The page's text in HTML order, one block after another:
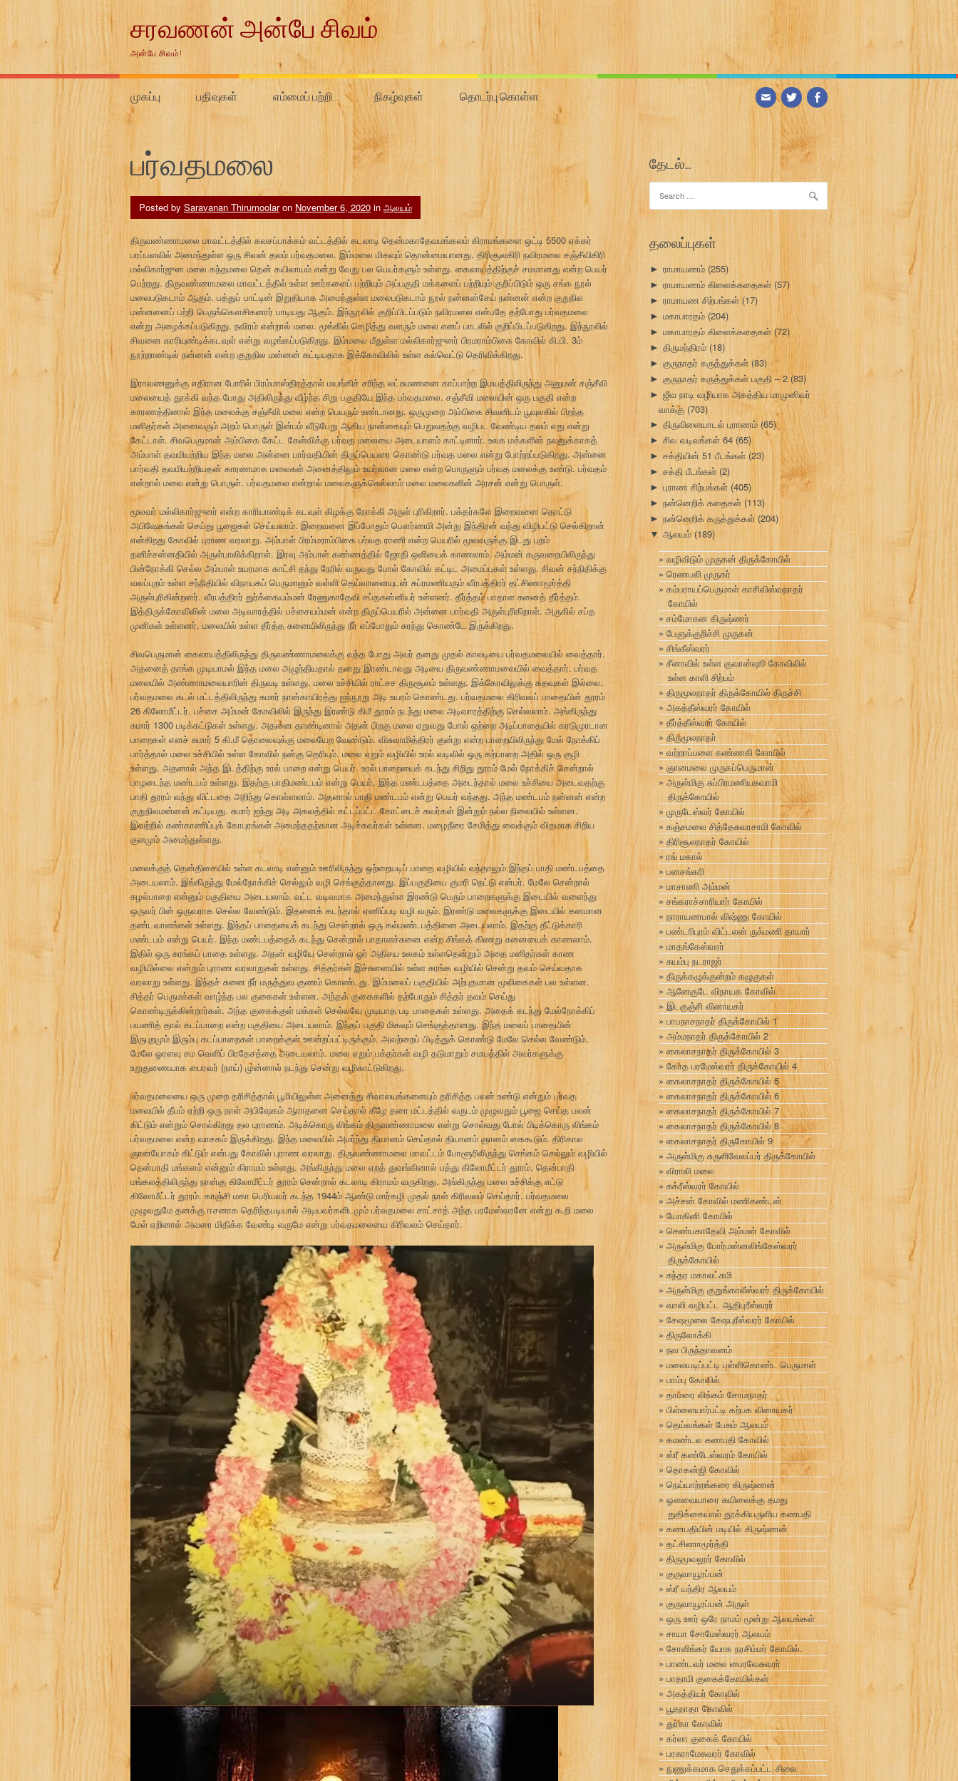
சரவணன் அன்பே சிவம்
அன்பே சிவம்!
முகப்பு பதிவுகள் எம்மைப் பற்றி… நிகழ்வுகள் தொடர்பு கொள்ள…
பர்வதமலை
Posted by Saravanan Thirumoolaron November 6, 2020 in ஆலயம்
திருவண்ணாமலை மாவட்டத்தில் கலசப்பாக்கம் வட்டத்தில் கடலாடி தென்மகாதேவமங்கலம் கிராமங்களை ஒட்டி 5500 ஏக்கர்
பரப்பளவில் அமைந்துள்ள ஒரு சிவன் தலம் பர்வதமலை. இம்மலை மிகவும் தொன்மையானது. திரிசூலகிரி நவிரமலை சஞ்சீவிகிரி
மல்லிகார்ஜுன மலை கந்தமலை தென் கயிலாயம் என்று வேறு பல பெயர்களும் உள்ளது. கைலாயத்திற்குச் சமமானது என்ற பெயர்
பெற்றது. திருவண்ணாமலை மாவட்டத்தில் உள்ள ஊர்களைப் பற்றியும் அப்பகுதி மக்களைப் பற்றியும் குறிப்பிடும் ஒரு சங்க நூல்
மலைபடுகடாம் ஆகும். பத்துப் பாட்டின் இறுதியாக அமைந்துள்ள மலைபடுகடாம் நூல் நன்னன்சேய் நன்னன் என்ற குறுநில
மன்னனைப் பற்றி பெருங்கௌசிகனார் பாடியது ஆகும். இந்நூலில் குறிப்பிடப்படும் நவிரமலை என்பதே தற்போது பர்வதமலை
என்று அழைக்கப்படுகிறது. நவிரம் என்றால் மலை. மூங்கில் செழித்து வளரும் மலை எனப் பாடலில் குறிப்பிடப்படுகிறது. இந்நூலில்
சிவனை காரியுண்டிக்கடவுள் என்று வழங்கப்படுகிறது. இம்மலை மீதுள்ள மல்லிகார்ஜுனர் பிரமராம்பிகை கோவில் கி.பி. 3ம்
நூற்றாண்டில் நன்னன் என்ற குறுநில மன்னன் கட்டியதாக இக்கோவிலில் உள்ள கல்வெட்டு தெரிவிக்கிறது.
இராவணனுக்கு எதிரான போரில் பிரம்மாஸ்திரத்தால் மயங்கிச் சரிந்த லட்சுமணனை காப்பாற்ற இமயத்திலிருந்து அனுமன் சஞ்சீவி
மலையைத் தூக்கி வந்த போது அதிலிருந்து வீழ்ந்த சிறு பகுதியே இந்த பர்வதமலை. சஞ்சீவி மலையின் ஒரு பகுதி என்ற
காரணத்தினால் இந்த மலைக்கு சஞ்சீவி மலை என்ற பெயரும் உண்டானது. ஒருமுறை அம்பிகை சிவனிடம் பூவுலகில் பிறந்த
மனிதர்கள் அனைவரும் அறம் பொருள் இன்பம் வீடுபேறு ஆகிய நான்கையும் பெறுவதற்கு வழிபட வேண்டிய தலம் எது என்று
கேட்டாள். சிவபெருமான் அம்பிகை கேட்ட கேள்விக்கு பர்வத மலையை அடையாளம் காட்டினார். உலக மக்களின் நலனுக்காகத்
அம்பாள் தவமியற்றிய இந்த மலை அன்னை பார்வதியின் திருப்பெயரை கொண்டு பர்வத மலை என்று போற்றப்படுகிறது. அன்னை
பார்வதி தவமியற்றியதன் காரணமாக மலைகள் அனைத்திலும் உயர்வான மலை என்ற பொருளும் பர்வத மலைக்கு உண்டு. பர்வதம்
என்றால் மலை என்று பொருள். பர்வதமலை என்றால் மலைகளுக்கெல்லாம் மலை மலைகளின் அரசன் என்று பொருள்.
மூலவர் மல்லிகார்ஜுனர் என்ற காரியாண்டிக் கடவுள் கிழக்கு நோக்கி அருள் புரிகிறார். பக்தர்களே இறைவனை தொட்டு
அபிஷேகங்கள் செய்து பூஜைகள் செய்யலாம். இறைவனை இப்போதும் பௌர்ணமி அன்று இந்திரன் வந்து விழிபட்டு செல்கிறான்
என்கிறது கோவில் புராண வரலாறு. அம்பாள் பிரம்மராம்பிகை பர்வத ராணி என்ற பெயரில் மூலவருக்கு இடது புறம்
தனிச்சன்னதியில் அருள்பாலிக்கிறாள். இரவு அம்பாள் கண்ணத்தில் ஜோதி ஒளியைக் காணலாம். அம்மன் கருவறையிலிருந்து
பின்நோக்கி செல்ல அம்பாள் உயரமாக காட்சி தந்து நேரில் வருவது போல் கோவில் கட்டிட அமைப்புகள் உள்ளது. சிவன் சந்நிதிக்கு
வலப்புறம் உள்ள சந்நிதியில் விநாயகப் பெருமானும் வள்ளி தெய்வானையுடன் சுப்ரமணியரும் வீரபத்திரர் தட்சிணாமூர்த்தி
அருள்புரிகின்றனர். வீரபத்திரர் துர்க்கையம்மன் ரேணுகாதேவி சப்தகன்னியர் உள்ளனர். தீர்த்தம் பாதாள சுனைத் தீர்த்தம்.
இத்திருக்கோவிலின் மலை அடிவாரத்தில் பச்சையம்மன் என்ற திருப்பெயரில் அன்னை பார்வதி அருள்புரிகிறாள். அருகில் சப்த
முனிகள் உள்ளனர். மலையில் உள்ள தீர்த்த சுனையிலிருந்து நீர் எப்போதும் சுரந்து கொண்டே இருக்கிறது.
சிவபெருமான் கைலாயத்திலிருந்து திருவண்ணாமலைக்கு வந்த போது அவர் தனது முதல் காலடியை பர்வதமலையில் வைத்தார்.
அதனைத் தாங்க முடியாமல் இந்த மலை அழுந்தியதால் தனது இரண்டாவது அடியை திருவண்ணாமலையில் வைத்தார். பர்வத
மலையில் அண்ணாமலையாரின் திருவடி உள்ளது. மலை உச்சியில் ராட்சச திருசூலம் உள்ளது. இக்கோவிலுக்கு கதவுகள் இல்லை.
பர்வதமலை கடல் மட்டத்திலிருந்து சுமார் நான்காயிரத்து ஐந்நூறு அடி உயரம் கொண்டது. பர்வதமலை கிரிவலப் பாதையின் தூரம்
26 கிலோமீட்டர். பச்சை அம்மன் கோவிலில் இருந்து இரண்டு கிமீ தூரம் நடந்து மலை அடிவாரத்திற்கு செல்லலாம். அங்கிருந்து
சுமார் 1300 படிக்கட்டுகள் உள்ளது. அதனை தாண்டினால் அதன் பிறகு மலை ஏறுவது போல் ஒற்றை அடிப்பாதையில் கரடுமுரடான
பாறைகள் எனச் சுமார் 5 கி.மீ தொலைவுக்கு மலையேற வேண்டும். விசுவாமித்திரர் குன்று என்ற பாறையிலிருந்து மேல் நோக்கிப்
பார்த்தால் மலை உச்சியில் உள்ள கோவில் நன்கு தெரியும். மலை ஏறும் வழியில் உரல் வடிவில் ஒரு கற்பாறை அதில் ஒரு குழி
உள்ளது. அதனால் அந்த இடத்திற்கு உரல் பாறை என்று பெயர். உரல் பாறையைக் கடந்து சிறிது தூரம் மேல் நோக்கிச் சென்றால்
பாழடைந்த மண்டபம் உள்ளது. இதற்கு பாதிமண்டபம் என்று பெயர். இந்த மண்டபத்தை அடைந்தால் மலை உச்சியை அடைவதற்கு
பாதி தூரம் வந்து விட்டதை அறிந்து கொள்ளலாம். அதனால் பாதி மண்டபம் என்று பெயர் வந்தது. அந்த மண்டபம் நன்னன் என்ற
குறுநிலமன்னன் கட்டியது. சுமார் ஐந்து அடி அகலத்தில் கட்டப்பட்ட கோட்டைச் சுவர்கள் இன்றும் நல்ல நிலையில் உள்ளன.
இவற்றில் கண்காணிப்புக் கோபுரங்கள் அமைந்ததற்கான அடிச்சுவர்கள் உள்ளன. மழைநீரை சேமித்து வைக்கும் விதமாக சிறிய
குளமும் அமைந்துள்ளது.
மலைக்குத் தென்திசையில் உள்ள கடலாடி என்னும் ஊரிலிருந்து ஒற்றையடிப் பாதை வழியில் வந்தாலும் இந்தப் பாதி மண்டபத்தை
அடையலாம். இங்கிருந்து மேல்நோக்கிச் செல்லும் வழி செங்குத்தானது. இப்பகுதியை குமரி நெட்டு என்பர். மேலே சென்றால்
சுழல்பாறை என்னும் பகுதியை அடையலாம். வட்ட வடிவமாக அமைந்துள்ள இரண்டு பெரும் பாறைகளுக்கு இடையில் வளைந்து
ஒருவர் பின் ஒருவராக செல்ல வேண்டும். இதனைக் கடந்தால் ஏணிப்படி வழி வரும். இரண்டு மலைகளுக்கு இடையில் கனமான
தண்டவாளங்கள் உள்ளது. இந்தப் பாதையைக் கடந்து சென்றால் ஒரு கல்மண்டபத்தினை அடையலாம். இதற்கு தீட்டுக்காரி
மண்டபம் என்று பெயர். இந்த மண்டபத்தைக் கடந்து சென்றால் பாதாளச்சுனை என்ற சிங்கக் கிணறு சுனையைக் காணலாம்.
இதில் ஒரு சுரங்கப் பாதை உள்ளது. அதன் வழியே சென்றால் ஓர் அதிசய உலகம் உள்ளதென்றும் அதை மனிதர்கள் காண
வழியில்லை என்றும் புராண வரலாறுகள் உள்ளது. சித்தர்கள் இச்சுனையில் உள்ள சுரங்க வழியில் சென்று தவம் செய்வதாக
வரலாறு உள்ளது. இந்தச் சுனை நீர் மருத்துவ குணம் கொண்டது. இம்மலைப் பகுதியில் அற்புதமான மூலிகைகள் பல உள்ளன.
சித்தர் பெருமக்கள் வாழ்ந்த பல குகைகள் உள்ளன. அந்தக் குகைகளில் தற்போதும் சித்தர் தவம் செய்து
கொண்டிருக்கின்றார்கள். அந்த குகைக்குள் மக்கள் செல்லவே முடியாத படி பாதைகள் உள்ளது. அதைக் கடந்து மேல்நோக்கிப்
பயணித் தால் கடப்பாறை என்ற பகுதியை அடையலாம். இந்தப் பகுதி மிகவும் செங்குத்தானது. இந்த மலைப் பாதையின்
இருபுறமும் இரும்பு கடப்பாறைகள் பாறைக்குள் ஊன்றப்பட்டிருக்கும். அவற்றைப் பிடித்துக் கொண்டு மேலே செல்ல வேண்டும்.
மேலே ஓரளவு சம வெளிப் பிரதேசத்தை அடையலாம். மலை ஏறும் பக்தர்கள் வழி தடுமாறும் சமயத்தில் அவர்களுக்கு
உறுதுணையாக பைரவர் (நாய்) முன்னால் நடந்து சென்று வழிகாட்டுகிறது.
பர்வதமலையை ஒரு முறை தரிசித்தால் பூமியிலுள்ள அனைத்து சிவாலயங்களையும் தரிசித்த பலன் உண்டு என்றும் பர்வத
மலையில் தீபம் ஏற்றி ஒரு நாள் அபிஷேகம் ஆராதனை செய்தால் கீழே தரை மட்டத்தில் வருடம் முழுவதும் பூஜை செய்த பலன்
கிட்டும் என்றும் சொல்கிறது தல புராணம். அடிக்கொரு லிங்கம் திருவண்ணாமலை என்று சொல்வது போல் பிடிக்கொரு லிங்கம்
பர்வதமலை என்ற வாசகம் இருக்கிறது. இந்த மலையில் அமர்ந்து தியானம் செய்தால் தியானம் ஞானம் கைகூடும். திரிகால
ஞானயோகம் கிட்டும் என்பது கோவில் புராண வரலாறு. திருவண்ணாமலை மாவட்டம் போளூரிலிருந்து செங்கம் செல்லும் வழியில்
தென்பாதி மங்கலம் என்னும் கிராமம் உள்ளது. அங்கிருந்து மலை ஏறத் துவங்கினால் பத்து கிலோமீட்டர் தூரம். தென்பாதி
மங்கலத்திலிருந்து நான்கு கிலோமீட்டர் தூரம் சென்றால் கடலாடி கிராமம் வருகிறது. அங்கிருந்து மலை உச்சிக்கு எட்டு
கிலோமீட்டர் தூரம். காஞ்சி மகா பெரியவர் கடந்த 1944ம் ஆண்டு மார்கழி முதல் நாள் கிரிவலம் செய்தார். பர்வதமலை
முழுவதுமே தனக்கு ஈசனாக தெரிந்தபடியால் அடியவர்களிடமும் பர்வதமலை சாட்சாத் அந்த பரமேஸ்வரனே என்று கூறி மலை
மேல் ஏறினால் அவரை மிதிக்க வேண்டி வருமே என்று பர்வதமலையை கிரிவலம் செய்தார்.
தேடல்…
for:
தலைப்புகள்
► ராமாயணம் (255)
► ராமாயணம் கிளைக்கதைகள் (57)
► ராமாயண சிற்பங்கள் (17)
► மகாபாரதம் (204)
► மகாபாரதம் கிளைக்கதைகள்(72)
► திருமந்திரம் (18)
► குருநாதர் கருத்துக்கள் (83)
► குருநாதர் கருத்துக்கள் பகுதி – 2 (83)
► ஜீவ நாடி வழியாக அகத்திய மாமுனிவர்
வாக்கு (703)
► திருவிளையாடல் புராணம் (65)
► சிவ வடிவங்கள் 64 (65)
► சக்தியின் 51 பீடங்கள் (23)
► சக்தி பீடங்கள் (2)
► புராண சிற்பங்கள் (405)
► நன்னெறிக் கதைகள் (113)
► நன்னெறிக் கருத்துக்கள் (204)
▼ ஆலயம்(189)
வழிவிடும் முருகன் திருக்கோயில்
ரெணபலி முருகர்
கம்பராயப்பெருமாள் காசிவிஸ்வநாதர்
கோயில்
சம்மோகன கிருஷ்ணர்
பேளுக்குறிச்சி முருகன்
சிங்கீஸ்வரர்
சீனாவில் உள்ள குவான்ஷூ கோவிலில்
உள்ள காளி சிற்பம்
திருமூலநாதர் திருக்கோயில் திருச்சி
அகத்தீஸ்வரர் கோயில்
தீர்த்தீஸ்வரர் கோயில்
திருமூலநாதா்
வற்றாப்பளை கண்ணகி கோயில்
ஞானமலை முருகப்பெருமான்
அருள்மிகு சுப்பிரமணியசுவாமி
திருக்கோயில்
முருடேஸ்வர் கோயில்
கஞ்சமலை சித்தேசுவரசாமி கோவில்
திரிசூலநாதர் கோயில்
ரங் மகால்
பனசங்கரி
மாசாணி அம்மன்
சங்கராச்சாரியார் கோயில்
நாராயணபால் விஷ்ணு கோயில்
பண்டரிபுரம் விட்டலன் ருக்மணி தாயார்
மாதங்கேஸ்வரர்
சுயம்பு நடராஜர்
திருக்கழுக்குன்றம் கழுகுகள்
ஆனேகுடே விநாயக கோவில்
இடகுஞ்சி வினாயகர்
பாபநாசநாதர் திருக்கோயில் 1
அம்மநாதர் திருக்கோயில் 2
கைலாசநாதர் திருக்கோயில் 3
கோத பரமேஸ்வரர் திருக்கோயில் 4
கைலாசநாதர் திருக்கோயில் 5
கைலாசநாதர் திருக்கோயில் 6
கைலாசநாதர் திருக்கோயில் 7
கைலாசநாதர் திருக்கோயில் 8
கைலாசநாதர் திருகோயில் 9
அருள்மிகு சுருளிவேலப்பர் திருக்கோயில்
விராலி மலை
சுக்ரீஸ்வரர் கோயில்
அச்சன் கோவில் மணிகண்டன்
யோகினி கோயில்
செண்பகாதேவி அம்மன் கோவில்
அருள்மிகு போர்மன்னலிங்கேஸ்வரர்
திருக்கோயில்
சுந்தர மகாலட்சுமி
அருள்மிகு குறுங்காலீஸ்வரர் திருக்கோயில்
வாலி வழிபட்ட ஆதிபுரீஸ்வரர்
சேஷமூலை சேஷபுரீஸ்வரர் கோயில்
திருலோக்கி
நவ பிருந்தாவனம்
மலையடிப்பட்டி பள்ளிகொண்ட பெருமாள்
பாம்பு கோவில்
தாமரை லிங்கம் சோமநாதர்
பிள்ளையார்பட்டி கற்பக வினாயகர்
தெய்வங்கள் பேசும் ஆலயம்
கமண்டல கணபதி கோவில்
ஸ்ரீ கண்டேஸ்வரம் கோயில்
தொகன்ஜி கோவில்
நெய்யாற்றங்கரை கிருஷ்ணன்
ஔவையாரை கயிலைக்கு தமது
துதிக்கையால் தூக்கியருளிய கணபதி
கணபதியின் மடியில் கிருஷ்ணன்
தட்சிணாமூர்த்தி
திருமூவலூர் கோவில்
குருவாயூரப்பன்
ஸ்ரீ யந்திர ஆலயம்
குருவாயூரப்பன் அருள்
ஒரு ஊர் ஒரே நாமம் மூன்று ஆலயங்கள்
சாயா சோமேஸ்வரர் ஆலயம்
சோளிங்கர் யோக நரசிம்மர் கோயில்.
பாண்டவர் மலை பைரவேசுவரர்
பாதாமி குகைக்கோயில்கள்
அகத்தியர் கோவில்
பூதநாதா கோவில்
துர்கா கோவில்
கர்லா குகைக் கோயில்
பரசுராமேசுவரர் கோவில்
நுணுக்கமாக செதுக்கப்பட்ட சிலை